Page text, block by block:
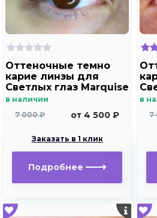
Оттеночные темно
карие линзы для
Светлых глаз Marquise
Solo brown с
карие ) /Плюсовые
дальнозоркости и
близорукости
в наличии
7 000 ₽
от 4 500 ₽
Заказать в 1 клик
Подробнее
и
в
7